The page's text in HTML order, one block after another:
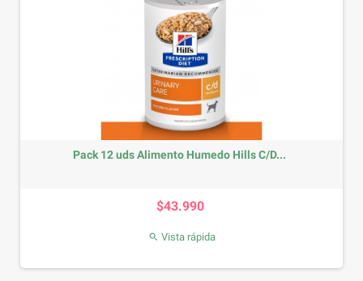
uds Alimento Humedo Hills C/D...